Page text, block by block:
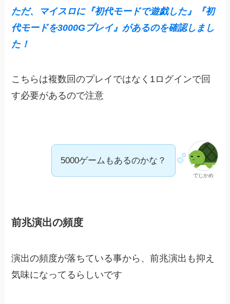
ただ、マイスロに『初代モードで遊戯した』『初
代モードを3000Gプレイ』があるのを確認しまし
た！
こちらは複数回のプレイではなく1ログインで回
す必要があるので注意
でじかめ
5000ゲームもあるのかな？
前兆演出の頻度
演出の頻度が落ちている事から、前兆演出も抑え
気味になってるらしいです